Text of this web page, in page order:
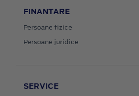
FINANTARE
Persoane fizice
Persoane juridice
SERVICE